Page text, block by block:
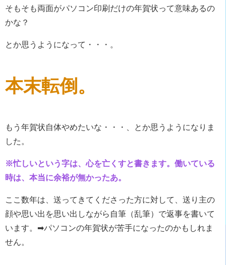
そもそも両面がパソコン印刷だけの年賀状って意味あるの
かな？
とか思うようになって・・・。
本末転倒。
もう年賀状自体やめたいな・・・、とか思うようになりま
した。
※忙しいという字は、心を亡くすと書きます。働いている
時は、本当に余裕が無かったあ。
ここ数年は、送ってきてくださった方に対して、送り主の
顔や思い出を思い出しながら自筆（乱筆）で返事を書いて
います。➡パソコンの年賀状が苦手になったのかもしれま
せん。